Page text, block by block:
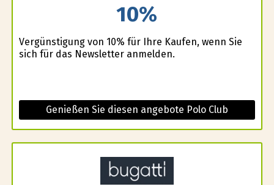
10%
Vergünstigung von 10% für Ihre Kaufen, wenn Sie
sich für das Newsletter anmelden.
Genießen Sie diesen angebote Polo Club